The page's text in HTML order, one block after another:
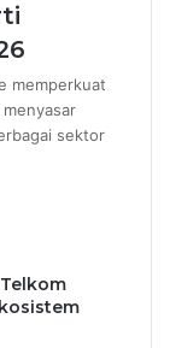
memperkuat
sektor